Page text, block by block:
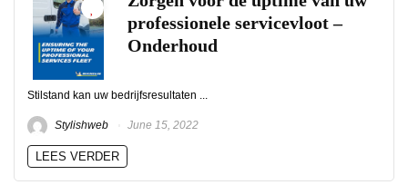
professionele servicevloot –
Onderhoud
Stilstand kan uw bedrijfsresultaten ...
Stylishweb June 15, 2022
LEES VERDER